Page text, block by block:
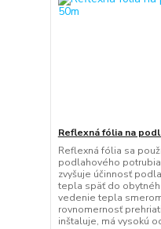
Reflexná fólia na
Reflexná fólia sa
podlahového
zvyšuje účinnosť
tepla späť do
vedenie tepla
rovnomernosť
inštaluje, má vysokú